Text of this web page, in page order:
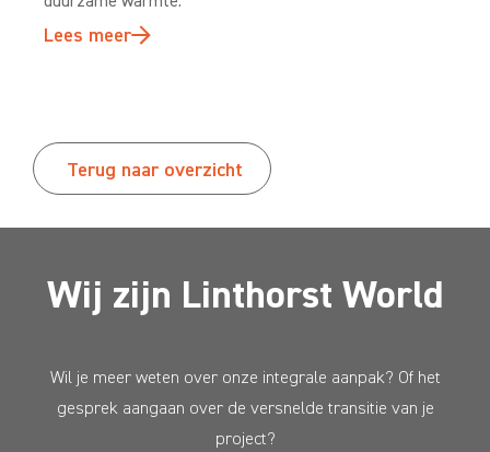
Lees meer
Terug naar overzicht
Wij zijn Linthorst World
Wil je meer weten over onze integrale aanpak? Of het
gesprek aangaan over de versnelde transitie van je
project?